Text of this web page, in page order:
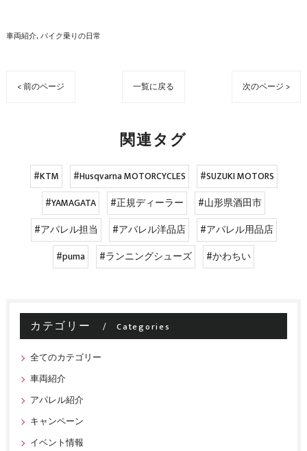
車両紹介 バイク乗りの日常
< 前のページ 一覧に戻る 次のページ >
関連タグ
#KTM #Husqvarna MOTORCYCLES
#SUZUKI MOTORS
#YAMAGATA
#正規ディーラー
#山形県酒田市
#アパレル担当
#アパレル洋品店
#アパレル用品店
#puma
#ランニングシューズ #かわちい
カテゴリー Categories
全てのカテゴリー
車両紹介
アパレル紹介
キャンペーン
イベント情報